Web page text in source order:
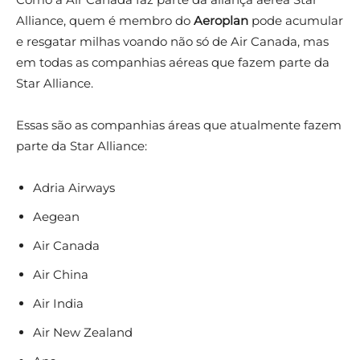
Alliance, quem é membro do Aeroplan pode acumular
e resgatar milhas voando não só de Air Canada, mas
em todas as companhias aéreas que fazem parte da
Star Alliance.
Essas são as companhias áreas que atualmente fazem
parte da Star Alliance:
Adria Airways
Aegean
Air Canada
Air China
Air India
Air New Zealand